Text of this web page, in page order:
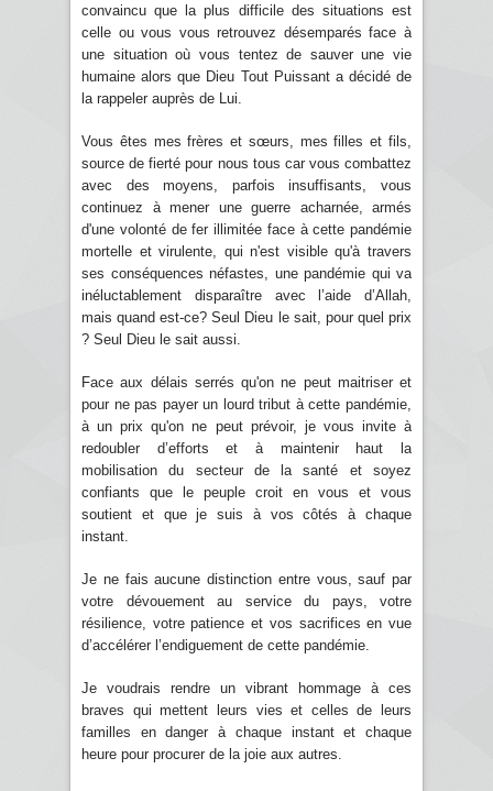
convaincu que la plus difficile des situations est
celle ou vous vous retrouvez désemparés face à
une situation où vous tentez de sauver une vie
humaine alors que Dieu Tout Puissant a décidé de
la rappeler auprès de Lui.
Vous êtes mes frères et sœurs, mes filles et fils,
source de fierté pour nous tous car vous combattez
avec des moyens, parfois insuffisants, vous
continuez à mener une guerre acharnée, armés
d'une volonté de fer illimitée face à cette pandémie
mortelle et virulente, qui n'est visible qu'à travers
ses conséquences néfastes, une pandémie qui va
inéluctablement disparaître avec l’aide d’Allah,
mais quand est-ce? Seul Dieu le sait, pour quel prix
? Seul Dieu le sait aussi.
Face aux délais serrés qu'on ne peut maitriser et
pour ne pas payer un lourd tribut à cette pandémie,
à un prix qu'on ne peut prévoir, je vous invite à
redoubler d’efforts et à maintenir haut la
mobilisation du secteur de la santé et soyez
confiants que le peuple croit en vous et vous
soutient et que je suis à vos côtés à chaque
instant.
Je ne fais aucune distinction entre vous, sauf par
votre dévouement au service du pays, votre
résilience, votre patience et vos sacrifices en vue
d’accélérer l’endiguement de cette pandémie.
Je voudrais rendre un vibrant hommage à ces
braves qui mettent leurs vies et celles de leurs
familles en danger à chaque instant et chaque
heure pour procurer de la joie aux autres.